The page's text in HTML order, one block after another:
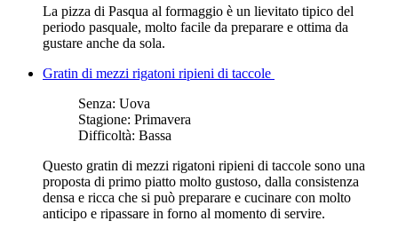
La pizza di Pasqua al formaggio è un lievitato tipico del
periodo pasquale, molto facile da preparare e ottima da
gustare anche da sola.
Gratin di mezzi rigatoni ripieni di taccole
Senza: Uova
Stagione: Primavera
Difficoltà: Bassa
Questo gratin di mezzi rigatoni ripieni di taccole sono una
proposta di primo piatto molto gustoso, dalla consistenza
densa e ricca che si può preparare e cucinare con molto
anticipo e ripassare in forno al momento di servire.